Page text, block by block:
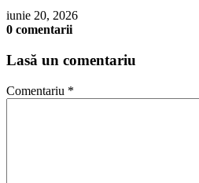
iunie 20, 2026
0 comentarii
Lasă un comentariu
Comentariu *